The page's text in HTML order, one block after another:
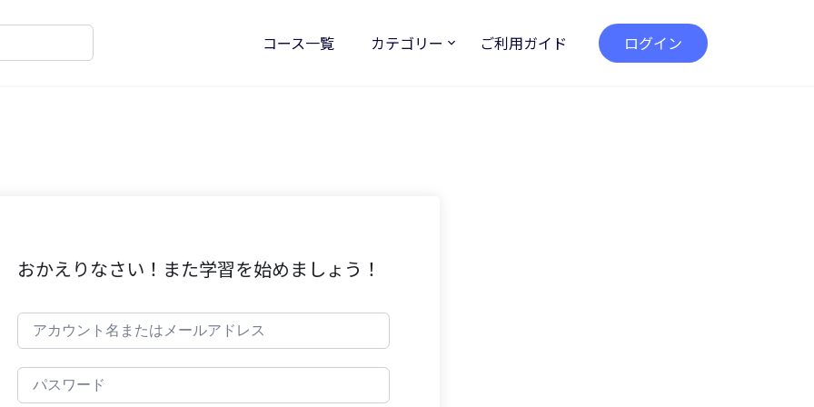
コース一覧 カテゴリー ご利用ガイド ログイン
おかえりなさい！また学習を始めましょう！